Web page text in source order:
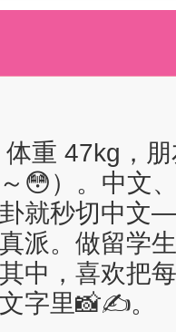
重 47kg，朋
😳）。中文
卦就秒切中
派。做留学
中，喜欢把
字里📸✍️。